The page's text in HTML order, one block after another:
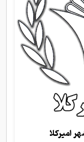
امیرکلا